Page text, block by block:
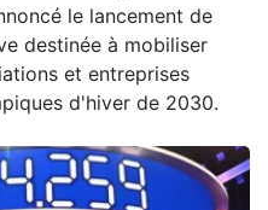
le lancement de
destinée à mobiliser
et entreprises
d'hiver de 2030.